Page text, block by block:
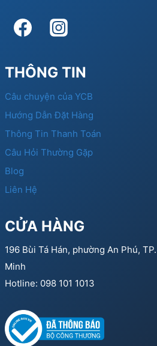
THÔNG TIN
Câu chuyện của YCB
Hướng Dẫn Đặt Hàng
Thông Tin Thanh Toán
Câu Hỏi Thường Gặp
Blog
Liên Hệ
CỬA HÀNG
196 Bùi Tá Hán, phường An Phú,
Minh
Hotline: 098 101 1013